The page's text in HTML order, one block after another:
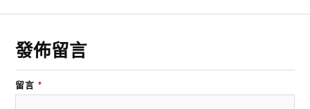
發佈留言
留言 *